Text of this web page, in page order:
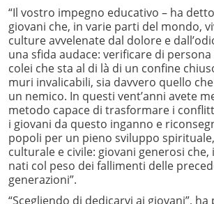
“Il vostro impegno educativo – ha
giovani che, in varie parti del mondo,
culture avvelenate dal dolore e
una sfida audace: verificare di persona
colei che sta al di là di un confine
muri invalicabili, sia davvero quello
un nemico. In questi vent’anni avete
metodo capace di trasformare i
i giovani da questo inganno e
popoli per un pieno sviluppo
culturale e civile: giovani generosi
nati col peso dei fallimenti delle
generazioni”.
“Scegliendo di dedicarvi ai giovani”,